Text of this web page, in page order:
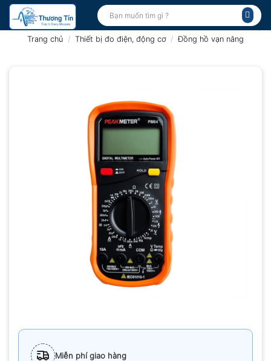
Bỏ
qua
Tìm
kiếm:
Trang chủ / Thiết bị đo điện, động cơ / Đồng hồ vạn năng
Miễn phí giao hàng